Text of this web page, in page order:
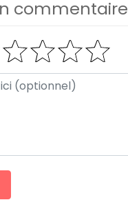
commentaire